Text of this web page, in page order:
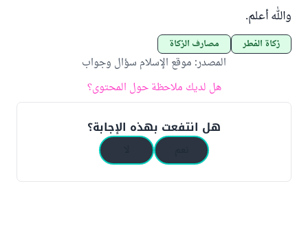
والله أعلم.
زكاة الفطر مصارف الزكاة
المصدر: موقع الإسلام سؤال وجواب
هل لديك ملاحظة حول المحتوى؟
هل انتفعت بهذه الإجابة؟